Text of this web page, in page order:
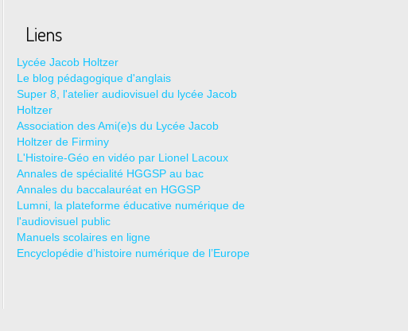
Liens
Lycée Jacob Holtzer
Le blog pédagogique d'anglais
Super 8, l'atelier audiovisuel du lycée Jacob
Holtzer
Association des Ami(e)s du Lycée Jacob
Holtzer de Firminy
L'Histoire-Géo en vidéo par Lionel Lacoux
Annales de spécialité HGGSP au bac
Annales du baccalauréat en HGGSP
Lumni, la plateforme éducative numérique de
l'audiovisuel public
Manuels scolaires en ligne
Encyclopédie d’histoire numérique de l’Europe